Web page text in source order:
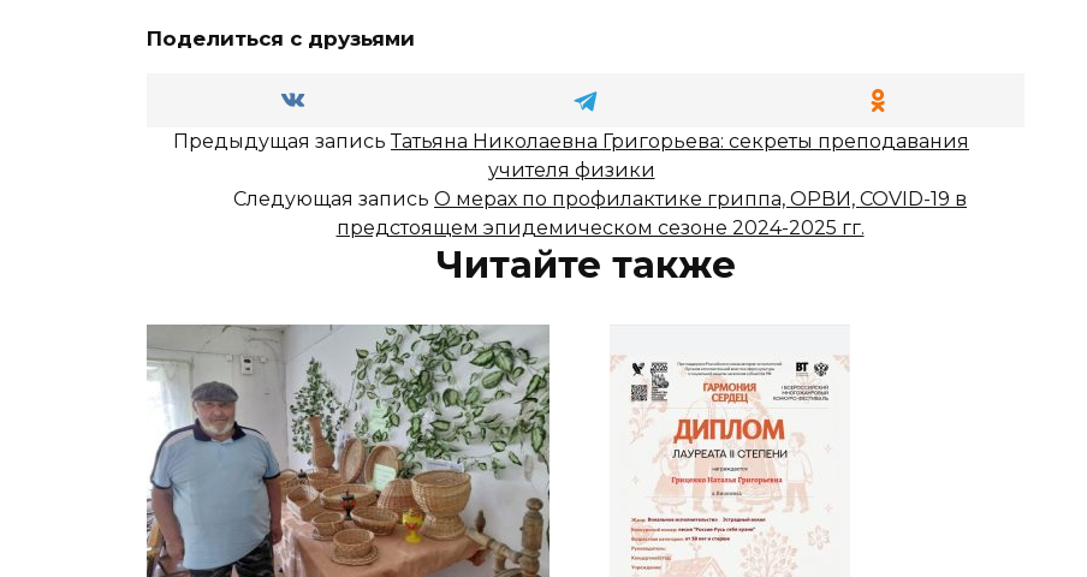
Поделиться с друзьями
Предыдущая записьТатьяна Николаевна Григорьева: секреты преподавания
учителя физики
Следующая запись О мерах по профилактике гриппа, ОРВИ, COVID-19 в
предстоящем эпидемическом сезоне 2024-2025 гг.
Читайте также